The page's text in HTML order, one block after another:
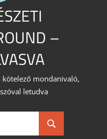
–
kötelező mondanivaló,
letudva
Search